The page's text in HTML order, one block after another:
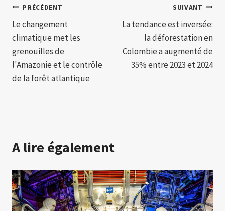
Navigation
de
l’article
PRÉCÉDENT
Le changement
climatique met les
grenouilles de
l'Amazonie et le contrôle
de la forêt atlantique
SUIVANT
La tendance est inversée:
la déforestation en
Colombie a augmenté de
35% entre 2023 et 2024
A lire également